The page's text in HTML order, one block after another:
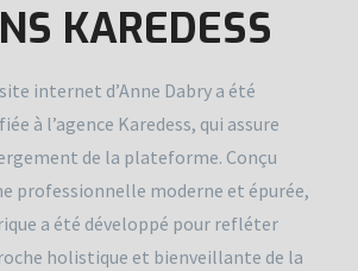
KAREDESS
internet d’Anne Dabry a été
à l’agence Karedess, qui assure
de la plateforme. Conçu
professionnelle moderne et épurée,
a été développé pour refléter
holistique et bienveillante de la